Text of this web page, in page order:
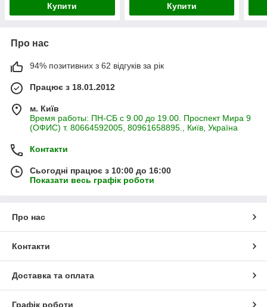
Купити Купити
Про нас
94% позитивних з 62 відгуків за рік
Працює з 18.01.2012
м. Київ
Время работы: ПН-СБ с 9.00 до 19.00. Проспект Мира 9
(ОФИС) т. 80664592005, 80961658895., Київ, Україна
Контакти
Сьогодні працює з 10:00 до 16:00
Показати весь графік роботи
Про нас
Контакти
Доставка та оплата
Графік роботи